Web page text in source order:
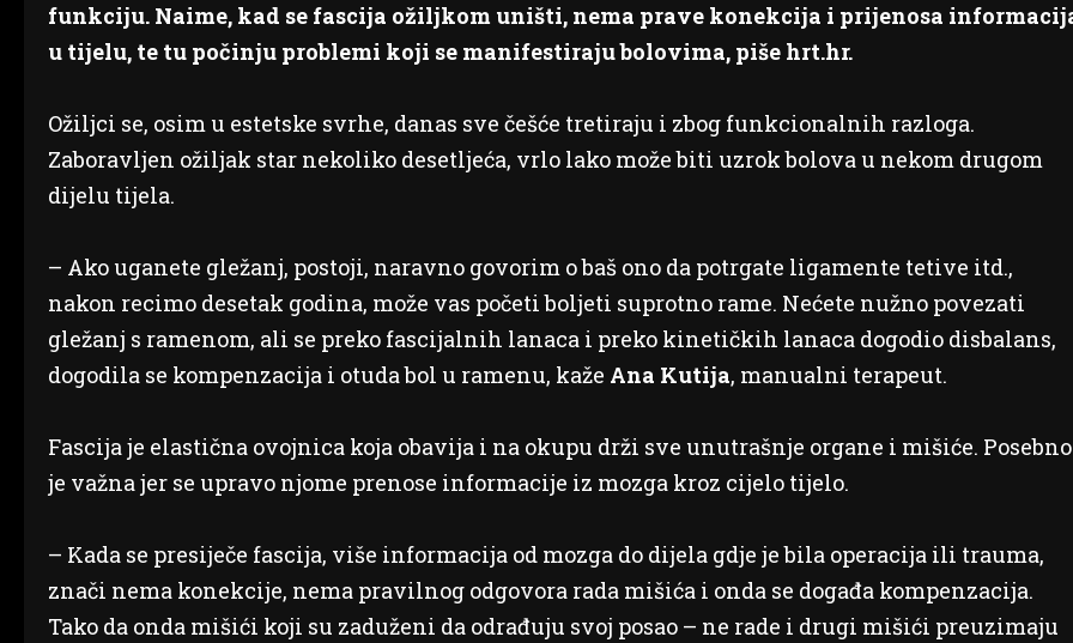
funkciju. Naime, kad se fascija ožiljkom uništi, nema prave konekcija i prijenosa
u tijelu, te tu počinju problemi koji se manifestiraju bolovima, piše hrt.hr.
Ožiljci se, osim u estetske svrhe, danas sve češće tretiraju i zbog funkcionalnih razloga.
Zaboravljen ožiljak star nekoliko desetljeća, vrlo lako može biti uzrok bolova u nekom drugom
dijelu tijela.
– Ako uganete gležanj, postoji, naravno govorim o baš ono da potrgate ligamente tetive itd.,
nakon recimo desetak godina, može vas početi boljeti suprotno rame. Nećete nužno povezati
gležanj s ramenom, ali se preko fascijalnih lanaca i preko kinetičkih lanaca dogodio disbalans,
dogodila se kompenzacija i otuda bol u ramenu, kaže Ana Kutija, manualni terapeut.
Fascija je elastična ovojnica koja obavija i na okupu drži sve unutrašnje organe i mišiće. Posebno
je važna jer se upravo njome prenose informacije iz mozga kroz cijelo tijelo.
– Kada se presiječe fascija, više informacija od mozga do dijela gdje je bila operacija ili trauma,
znači nema konekcije, nema pravilnog odgovora rada mišića i onda se događa kompenzacija.
Tako da onda mišići koji su zaduženi da odrađuju svoj posao – ne rade i drugi mišići preuzimaju